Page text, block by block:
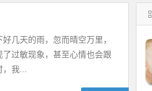
几天的雨，忽而晴空万里，
过敏现象，甚至心情也会跟
我...